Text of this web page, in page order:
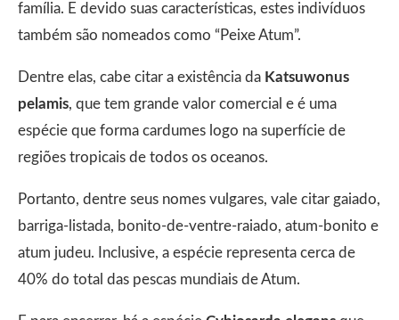
família. E devido suas características, estes indivíduos
também são nomeados como “Peixe Atum”.
Dentre elas, cabe citar a existência da Katsuwonus
pelamis, que tem grande valor comercial e é uma
espécie que forma cardumes logo na superfície de
regiões tropicais de todos os oceanos.
Portanto, dentre seus nomes vulgares, vale citar gaiado,
barriga-listada, bonito-de-ventre-raiado, atum-bonito e
atum judeu. Inclusive, a espécie representa cerca de
40% do total das pescas mundiais de Atum.